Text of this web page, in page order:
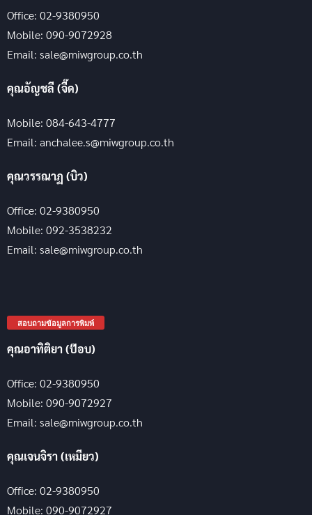
Office: 02-9380950
Mobile: 090-9072928
Email: sale@miwgroup.co.th
คุณอัญชลี (จี๊ด)
Mobile: 084-643-4777
Email: anchalee.s@miwgroup.co.th
คุณวรรณาฏ (บิว)
Office: 02-9380950
Mobile: 092-3538232
Email: sale@miwgroup.co.th
สอบถามข้อมูลการพิมพ์
คุณอาทิติยา (ป๊อบ)
Office: 02-9380950
Mobile: 090-9072927
Email: sale@miwgroup.co.th
คุณเจนจิรา (เหมียว)
Office: 02-9380950
Mobile: 090-9072927